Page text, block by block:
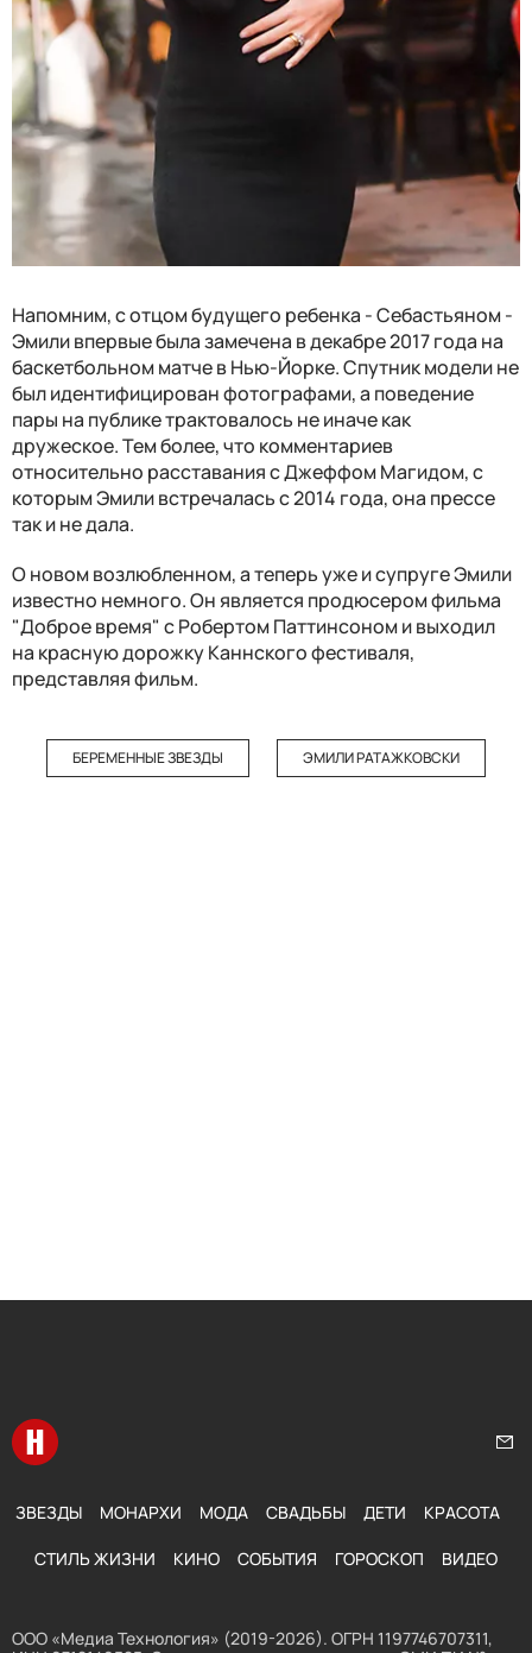
Напомним, с отцом будущего ребенка - Себастьяном -
Эмили впервые была замечена в декабре 2017 года на
баскетбольном матче в Нью-Йорке. Спутник модели не
был идентифицирован фотографами, а поведение
пары на публике трактовалось не иначе как
дружеское. Тем более, что комментариев
относительно расставания с Джеффом Магидом, с
которым Эмили встречалась с 2014 года, она прессе
так и не дала.
О новом возлюбленном, а теперь уже и супруге Эмили
известно немного. Он является продюсером фильма
"Доброе время" с Робертом Паттинсоном и выходил
на красную дорожку Каннского фестиваля,
представляя фильм.
БЕРЕМЕННЫЕ ЗВЕЗДЫ ЭМИЛИ РАТАЖКОВСКИ
Перейти на главную
ЗВЕЗДЫ МОНАРХИ МОДА СВАДЬБЫ ДЕТИ КРАСОТА
СТИЛЬ ЖИЗНИ КИНО СОБЫТИЯ ГОРОСКОП ВИДЕО
ООО «Медиа Технология» (2019-2026). ОГРН 1197746707311,